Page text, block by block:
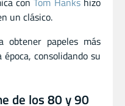
un clásico.
papeles más
consolidando su
de los 80 y 90